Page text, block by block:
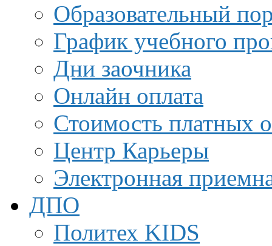
Образовательный
График учебного
Дни заочника
Онлайн оплата
Стоимость платных
Центр Карьеры
Электронная
ДПО
Политех KIDS